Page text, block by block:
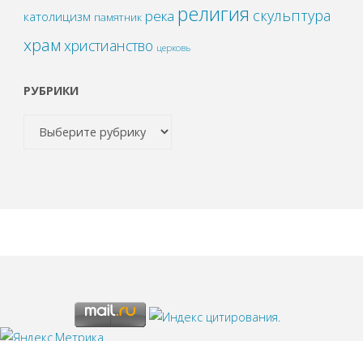
католицизм памятник река религия скульптура
храм христианство церковь
РУБРИКИ
.